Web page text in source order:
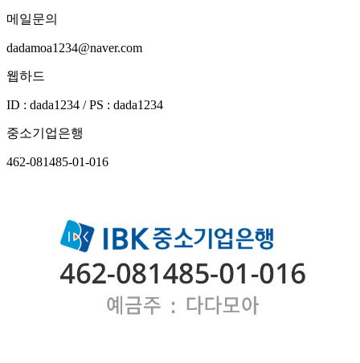
메일문의
dadamoa1234@naver.com
웹하드
ID : dada1234 / PS : dada1234
중소기업은행
462-081485-01-016